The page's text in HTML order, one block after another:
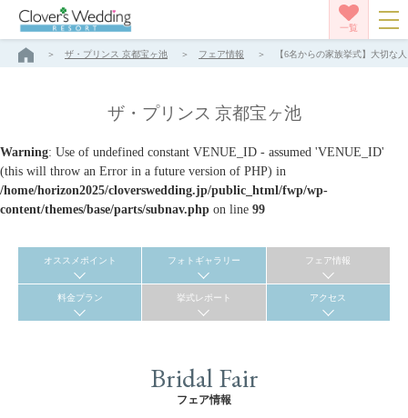
一覧
ザ・プリンス 京都宝ヶ池 フェア情報 【6名からの家族挙式】大切な
ザ・プリンス 京都宝ヶ池
Warning: Use of undefined constant VENUE_ID - assumed 'VENUE_ID'
(this will throw an Error in a future version of PHP) in
/home/horizon2025/cloverswedding.jp/public_html/fwp/wp-
content/themes/base/parts/subnav.php on line 99
オススメポイント フォトギャラリー フェア情報
料金プラン 挙式レポート アクセス
Bridal Fair
フェア情報